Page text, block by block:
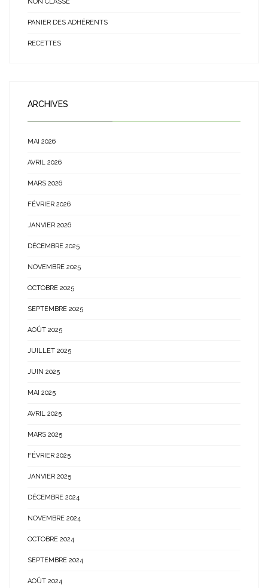
PANIER DES ADHÉRENTS
RECETTES
ARCHIVES
MAI 2026
AVRIL 2026
MARS 2026
FÉVRIER 2026
JANVIER 2026
DÉCEMBRE 2025
NOVEMBRE 2025
OCTOBRE 2025
SEPTEMBRE 2025
AOÛT 2025
JUILLET 2025
JUIN 2025
MAI 2025
AVRIL 2025
MARS 2025
FÉVRIER 2025
JANVIER 2025
DÉCEMBRE 2024
NOVEMBRE 2024
OCTOBRE 2024
SEPTEMBRE 2024
AOÛT 2024